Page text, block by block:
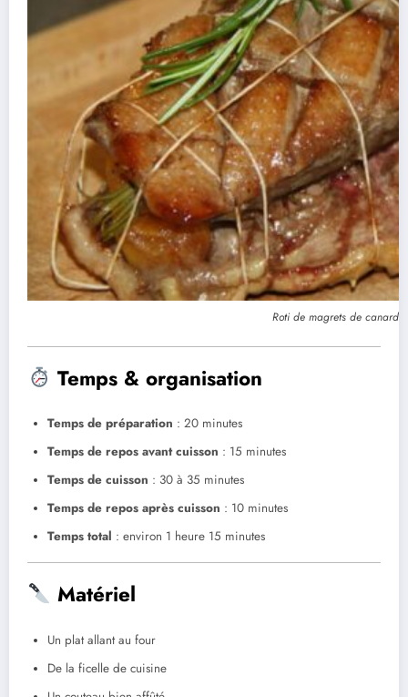
Roti de magrets de canard
Temps & organisation
Temps de préparation : 20 minutes
Temps de repos avant cuisson : 15 minutes
Temps de cuisson : 30 à 35 minutes
Temps de repos après cuisson : 10 minutes
Temps total : environ 1 heure 15 minutes
Matériel
Un plat allant au four
De la ficelle de cuisine